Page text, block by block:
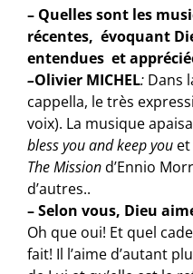
– Quelles sont les
récentes, évoquant
entendues et
–Olivier MICHEL: Dans
cappella, le très
voix). La musique
bless you and keep you
The Missiond’Ennio
d’autres..
– Selon vous, Dieu
Oh que oui! Et quel
fait! Il l’aime d’autant